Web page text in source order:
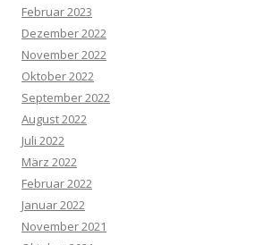
Februar 2023
Dezember 2022
November 2022
Oktober 2022
September 2022
August 2022
Juli 2022
März 2022
Februar 2022
Januar 2022
November 2021